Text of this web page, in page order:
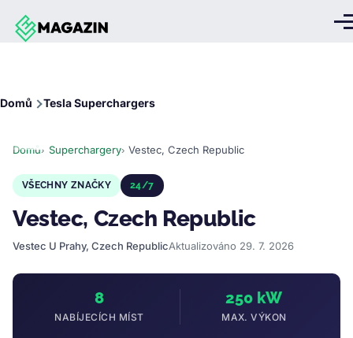
Přejít k hlavnímu obsahu
Domů Tesla Superchargers
Domů Superchargery Vestec, Czech Republic
VŠECHNY ZNAČKY 24/7
Vestec, Czech Republic
Vestec U Prahy, Czech RepublicAktualizováno 29. 7. 2026
8
NABÍJECÍCH MÍST
250 kW
MAX. VÝKON